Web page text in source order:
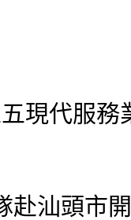
現代服務
汕頭市